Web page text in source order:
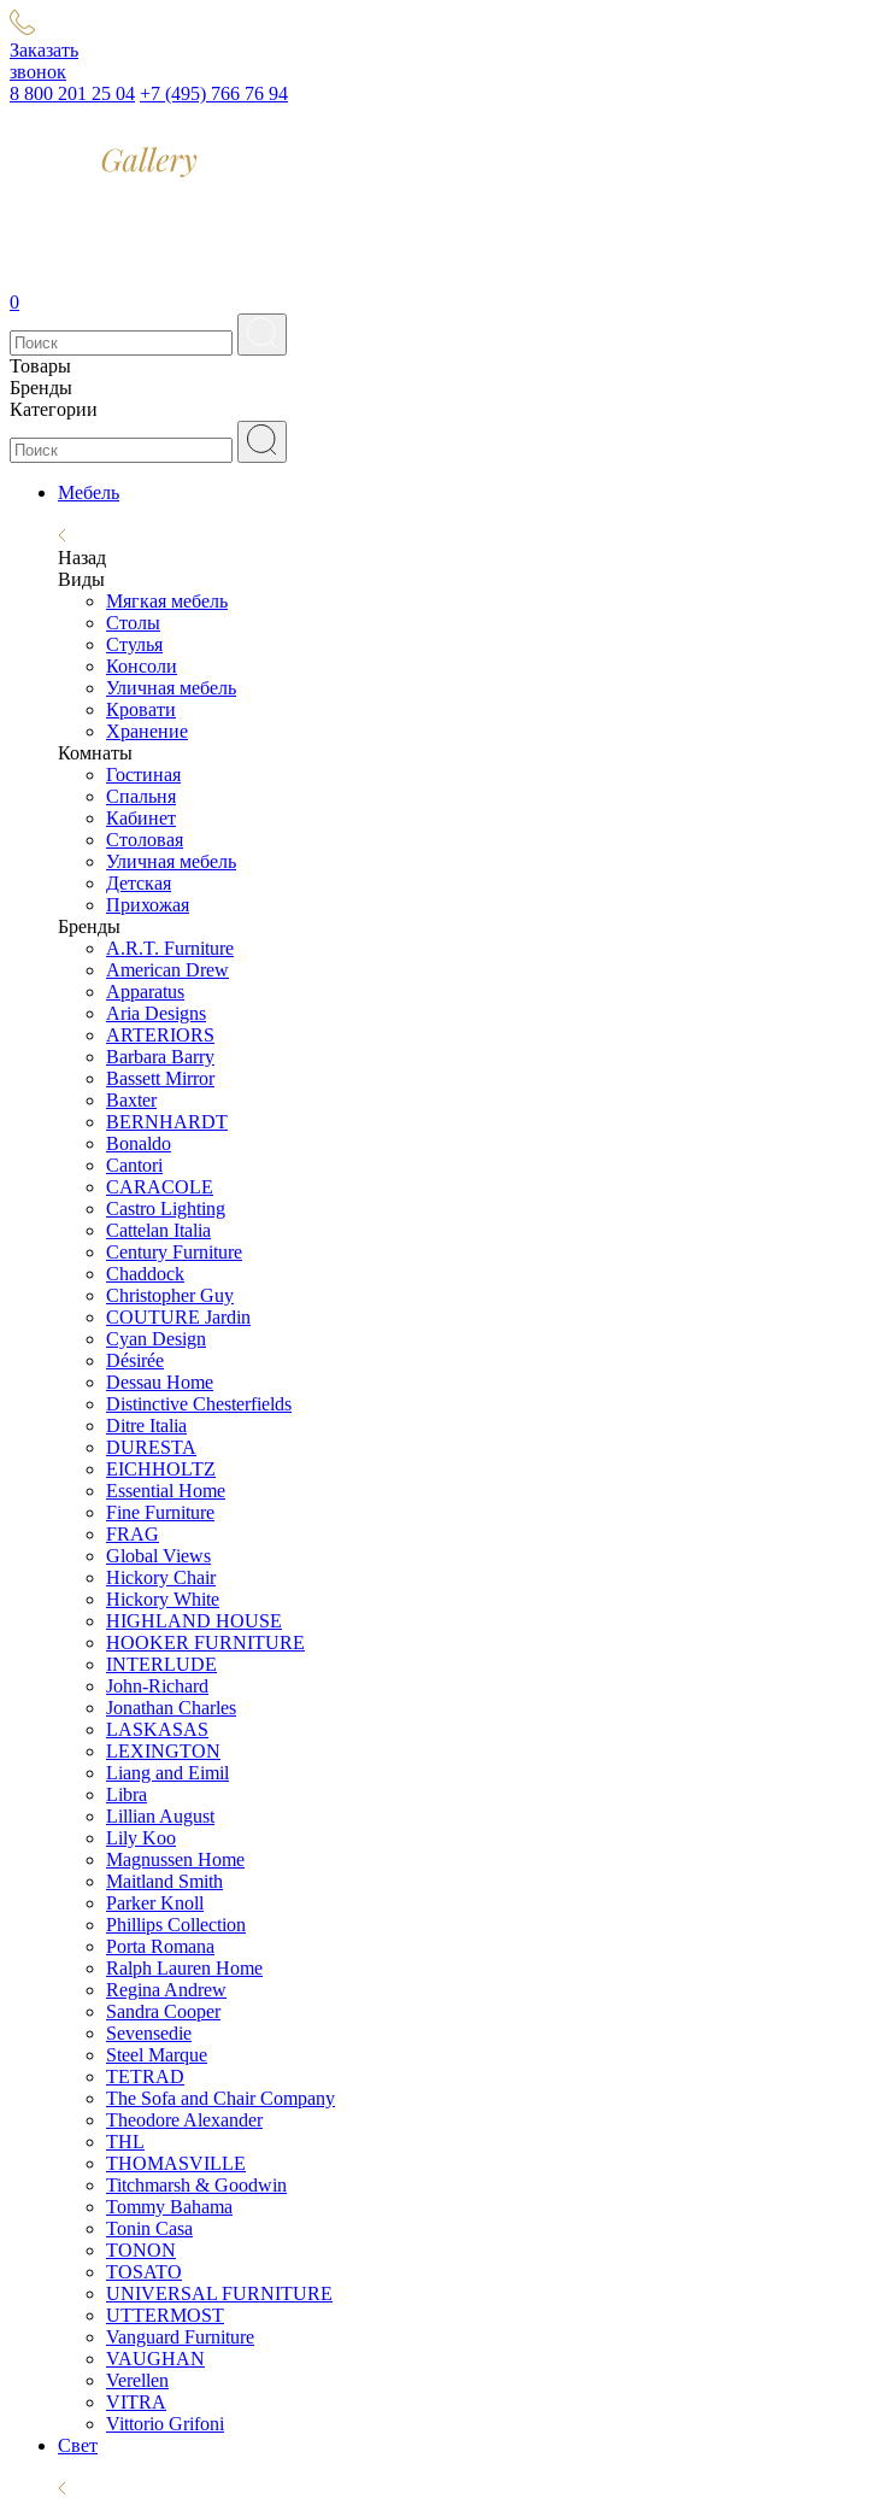
Заказать
звонок
8 800 201 25 04 +7 (495) 766 76 94
0
Товары
Бренды
Категории
Мебель
Назад
Виды
Мягкая мебель
Столы
Стулья
Консоли
Уличная мебель
Кровати
Хранение
Комнаты
Гостиная
Спальня
Кабинет
Столовая
Уличная мебель
Детская
Прихожая
Бренды
A.R.T. Furniture
American Drew
Apparatus
Aria Designs
ARTERIORS
Barbara Barry
Bassett Mirror
Baxter
BERNHARDT
Bonaldo
Cantori
CARACOLE
Castro Lighting
Cattelan Italia
Century Furniture
Chaddock
Christopher Guy
COUTURE Jardin
Cyan Design
Désirée
Dessau Home
Distinctive Chesterfields
Ditre Italia
DURESTA
EICHHOLTZ
Essential Home
Fine Furniture
FRAG
Global Views
Hickory Chair
Hickory White
HIGHLAND HOUSE
HOOKER FURNITURE
INTERLUDE
John-Richard
Jonathan Charles
LASKASAS
LEXINGTON
Liang and Eimil
Libra
Lillian August
Lily Koo
Magnussen Home
Maitland Smith
Parker Knoll
Phillips Collection
Porta Romana
Ralph Lauren Home
Regina Andrew
Sandra Cooper
Sevensedie
Steel Marque
TETRAD
The Sofa and Chair Company
Theodore Alexander
THL
THOMASVILLE
Titchmarsh & Goodwin
Tommy Bahama
Tonin Casa
TONON
TOSATO
UNIVERSAL FURNITURE
UTTERMOST
Vanguard Furniture
VAUGHAN
Verellen
VITRA
Vittorio Grifoni
Свет